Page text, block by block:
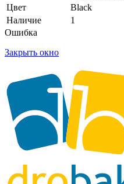
Цвет
Black
Наличие
1
Ошибка
Закрыть окно